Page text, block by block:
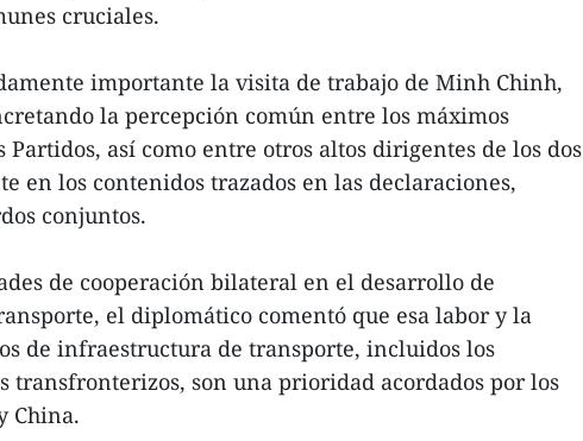
cruciales.
importante la visita de trabajo de Minh Chinh,
la percepción común entre los máximos
Partidos, así como entre otros altos dirigentes de los dos
en los contenidos trazados en las declaraciones,
conjuntos.
de cooperación bilateral en el desarrollo de
el diplomático comentó que esa labor y la
de infraestructura de transporte, incluidos los
transfronterizos, son una prioridad acordados por los
China.